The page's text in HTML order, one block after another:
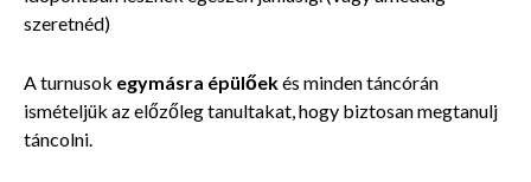
szeretnéd)
A turnusok egymásra épülőekés minden táncórán
ismételjük az előzőleg tanultakat, hogy biztosan megtanulj
táncolni.